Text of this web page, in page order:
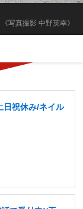
《写真撮影 中野英幸》
日祝休み/ネイル